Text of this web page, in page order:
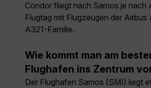
Condor fliegt nach Samos je nach
Flugtag mit Flugzeugen der
A321-Familie.
Wie kommt man am
Flughafen ins Zentrum
Der Flughafen Samos (SMI) liegt